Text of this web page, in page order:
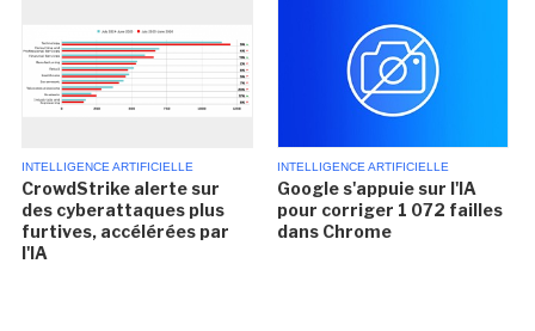
INTELLIGENCE ARTIFICIELLE
CrowdStrike alerte sur
des cyberattaques plus
furtives, accélérées par
l'IA
INTELLIGENCE ARTIFICIELLE
Google s'appuie sur l'IA
pour corriger 1 072 failles
dans Chrome